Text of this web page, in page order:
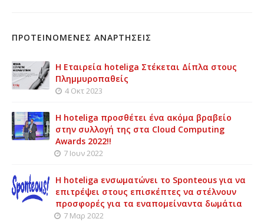
ΠΡΟΤΕΙΝΟΜΕΝΕΣ ΑΝΑΡΤΗΣΕΙΣ
Η Εταιρεία hoteliga Στέκεται Δίπλα στους
Πλημμυροπαθείς
4 Οκτ 2023
Η hoteliga προσθέτει ένα ακόμα βραβείο
στην συλλογή της στα Cloud Computing
Awards 2022!!
7 Ιουν 2022
Η hoteliga ενσωματώνει το Sponteous για να
επιτρέψει στους επισκέπτες να στέλνουν
προσφορές για τα εναπομείναντα δωμάτια
7 Μαρ 2022